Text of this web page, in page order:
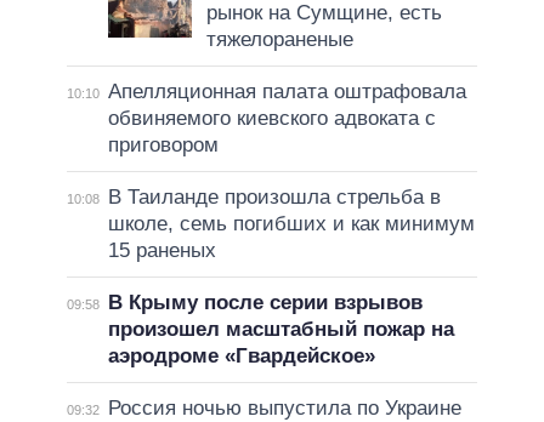
рынок на Сумщине, есть
тяжелораненые
10:10 Апелляционная палата оштрафовала
обвиняемого киевского адвоката с
приговором
10:08
В Таиланде произошла стрельба в
школе, семь погибших и как минимум
15 раненых
09:58
В Крыму после серии взрывов
произошел масштабный пожар на
аэродроме «Гвардейское»
09:32
Россия ночью выпустила по Украине